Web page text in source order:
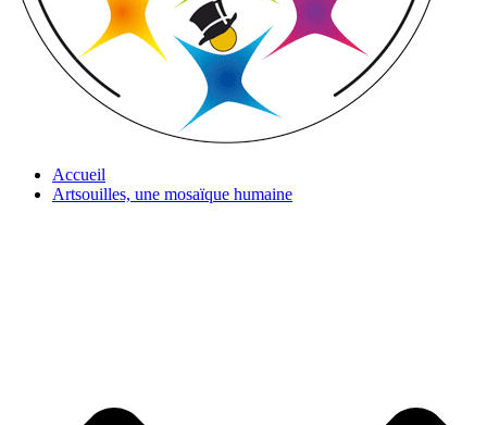
Accueil
Artsouilles, une mosaïque humaine